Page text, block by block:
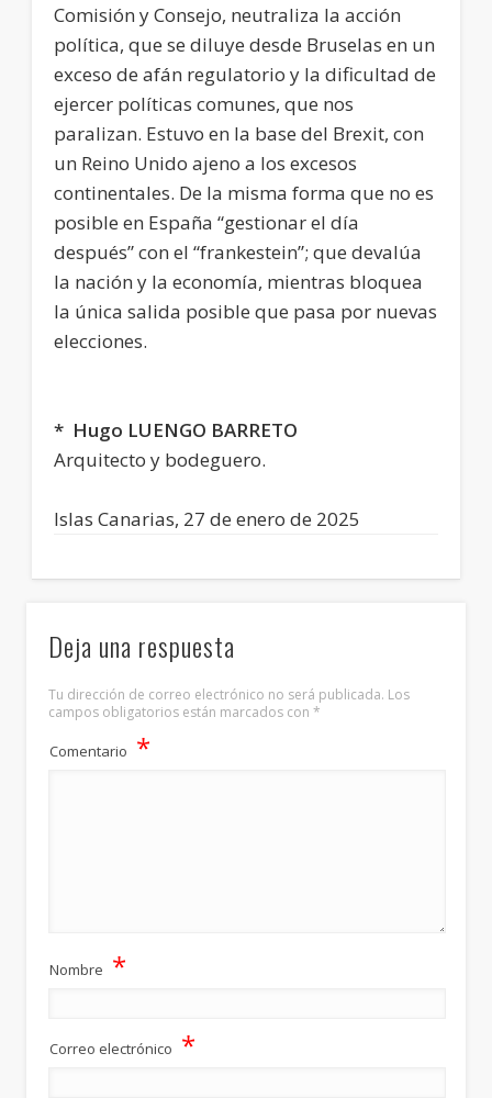
Comisión y Consejo, neutraliza la acción
política, que se diluye desde Bruselas en un
exceso de afán regulatorio y la dificultad de
ejercer políticas comunes, que nos
paralizan. Estuvo en la base del Brexit, con
un Reino Unido ajeno a los excesos
continentales. De la misma forma que no es
posible en España “gestionar el día
después” con el “frankestein”; que devalúa
la nación y la economía, mientras bloquea
la única salida posible que pasa por nuevas
elecciones.
* Hugo LUENGO BARRETO
Arquitecto y bodeguero.
Islas Canarias, 27 de enero de 2025
Deja una respuesta
Tu dirección de correo electrónico no será publicada. Los
campos obligatorios están marcados con*
Comentario *
Nombre *
Correo electrónico *